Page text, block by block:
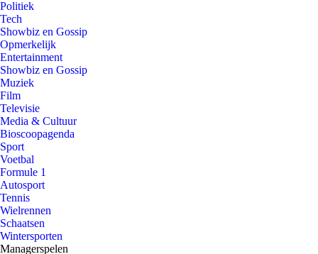
Politiek
Tech
Showbiz en Gossip
Opmerkelijk
Entertainment
Showbiz en Gossip
Muziek
Film
Televisie
Media & Cultuur
Bioscoopagenda
Sport
Voetbal
Formule 1
Autosport
Tennis
Wielrennen
Schaatsen
Wintersporten
Managerspelen